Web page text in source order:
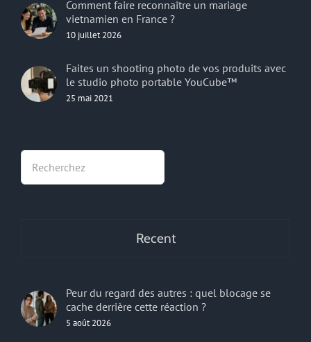
Comment faire reconnaître un mariage
vietnamien en France ?
10 juillet 2026
Faites un shooting photo de vos produits avec
le studio photo portable YouCube™
25 mai 2021
Recent
Peur du regard des autres : quel blocage se
cache derrière cette réaction ?
5 août 2026